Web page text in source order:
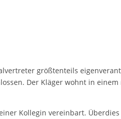
größtenteils
Der Kläger wohnt in
Kollegin vereinbart.